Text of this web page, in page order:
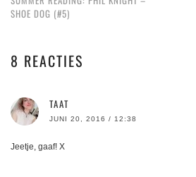
SHOE DOG (#5)
8 REACTIES
TAAT
JUNI 20, 2016 / 12:38
Jeetje, gaaf! X